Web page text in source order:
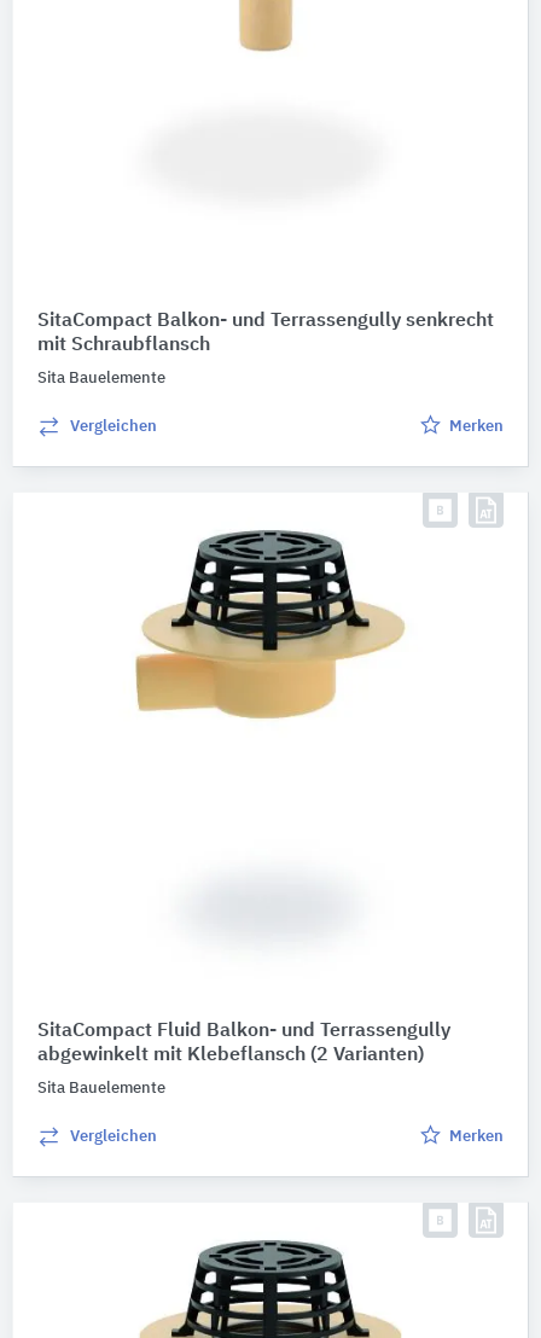
SitaCompact Balkon- und Terrassengully senkrecht
mit Schraubflansch
Sita Bauelemente
Vergleichen Merken
SitaCompact Fluid Balkon- und Terrassengully
abgewinkelt mit Klebeflansch (2 Varianten)
Sita Bauelemente
Vergleichen Merken